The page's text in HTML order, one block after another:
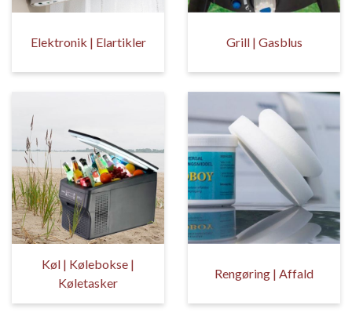
Elektronik | Elartikler Grill | Gasblus
Køl | Kølebokse |
Køletasker
Rengøring | Affald